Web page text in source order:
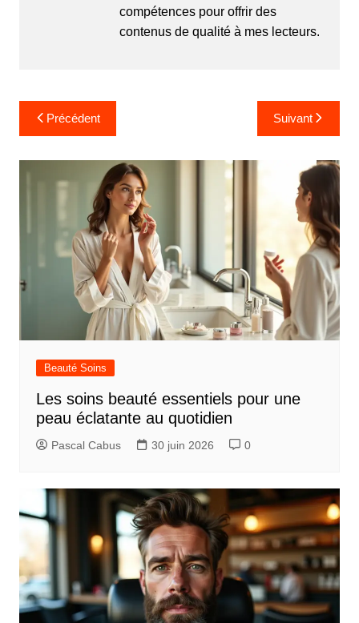
compétences pour offrir des
contenus de qualité à mes lecteurs.
a
v
a
i
n
t
c
l
e
Précédent Suivant
Beauté Soins
Les soins beauté essentiels pour une
peau éclatante au quotidien
Pascal Cabus 30 juin 2026 0